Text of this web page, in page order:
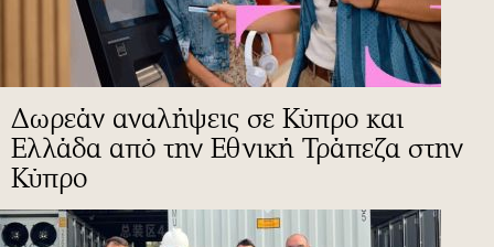
Δωρεάν αναλήψεις σε Κύπρο και
Ελλάδα από την Εθνική Τράπεζα στην
Κύπρο